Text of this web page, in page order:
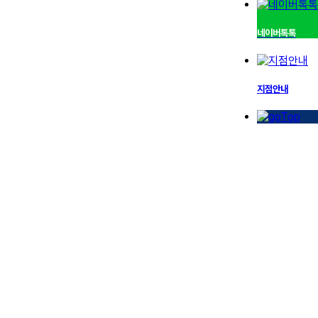
네이버톡톡
지점안내